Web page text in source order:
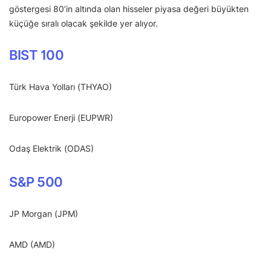
göstergesi 80’in altında olan hisseler piyasa değeri büyükten
küçüğe sıralı olacak şekilde yer alıyor.
BIST 100
Türk Hava Yolları (THYAO)
Europower Enerji (EUPWR)
Odaş Elektrik (ODAS)
S&P 500
JP Morgan (JPM)
AMD (AMD)